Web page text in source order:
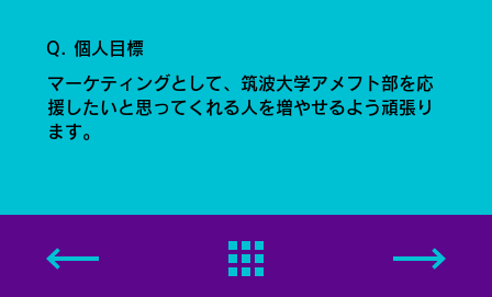
マーケティングとして、筑波大学アメフト部を応
援したいと思ってくれる人を増やせるよう頑張り
ます。
Q. 個人目標